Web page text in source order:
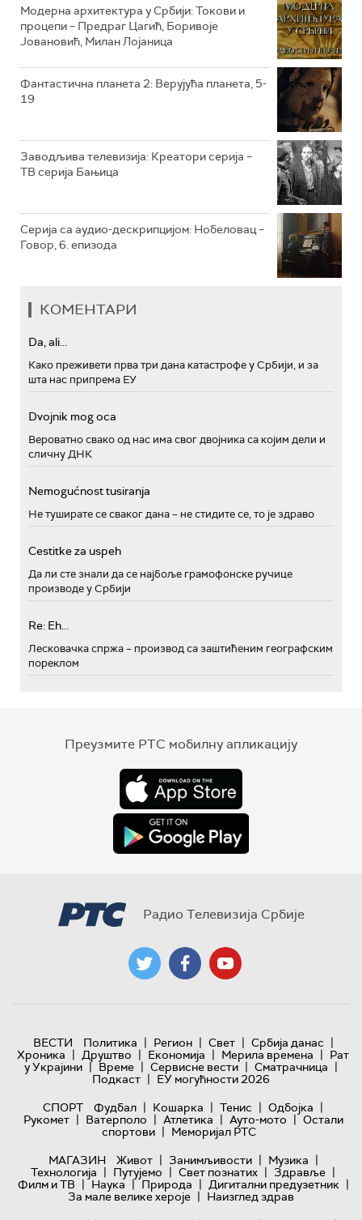
РТС КОЛО
Модерна архитектура у Србији: Токови и
процепи – Предраг Цагић, Боривоје
Јовановић, Милан Лојаница
Фантастична планета 2: Верујућа планета, 5-
19
Заводљива телевизија: Креатори серија –
ТВ серија Бањица
Серија са аудио-дескрипцијом: Нобеловац –
Говор, 6. епизода
КОМЕНТАРИ
Da, ali...
Како преживети прва три дана катастрофе у Србији, и за
шта нас припрема ЕУ
Dvojnik mog oca
Вероватно свако од нас има свог двојника са којим дели и
сличну ДНК
Nemogućnost tusiranja
Не туширате се сваког дана – не стидите се, то је здраво
Cestitke za uspeh
Да ли сте знали да се најбоље грамофонске ручице
производе у Србији
Re: Eh...
Лесковачка спржа – производ са заштићеним географским
пореклом
Преузмите РТС мобилну апликацију
Радио Телевизија Србије
ВЕСТИ Политика | Регион | Свет | Србија данас |
Хроника | Друштво | Економија | Мерила времена | Рат
у Украјини | Време | Сервисне вести | Сматрачница |
Подкаст | ЕУ могућности 2026
СПОРТ
Фудбал | Кошарка | Тенис | Одбојка |
Рукомет | Ватерполо | Атлетика | Ауто-мото | Остали
спортови | Меморијал РТС
МАГАЗИН
Живот | Занимљивости | Музика |
Технологијa | Путујемо | Свет познатих | Здравље |
Филм и ТВ | Наука | Природа | Дигитални предузетник |
За мале велике хероје | Наизглед здрав